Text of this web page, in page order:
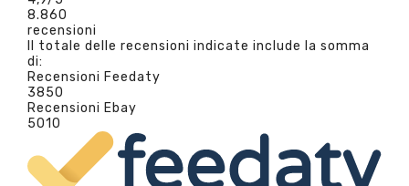
8.860
recensioni
Il totale delle recensioni indicate include la somma
di:
Recensioni Feedaty
3850
Recensioni Ebay
5010